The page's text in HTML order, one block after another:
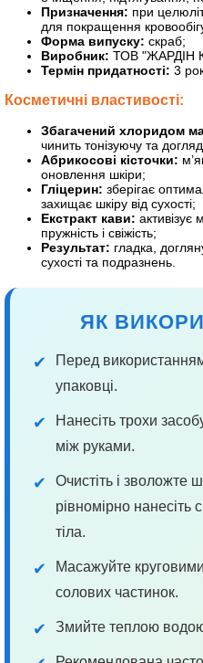
Призначення: при
для покращення
Форма випуску: скраб;
Виробник: ТОВ "ЖАРДІН
Термін придатності: 3
Косметичні властивості:
Збагачений хлоридом
чинить тонізуючу та
Абрикосові кісточки:
оновлення шкіри;
Гліцерин: зберігає
захищає шкіру від сухості;
Екстракт кави: активізує
пружність і свіжість;
Результат: гладка,
сухості та подразнень.
ЯК
✔
Перед
упаковці.
✔
Нанесіть трохи
між руками.
✔
Очистіть і зволожте
рівномірно нанесіть
тіла.
✔
Масажуйте
солових частинок.
✔ Змийте теплою